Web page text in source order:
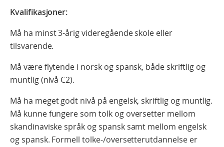
Kvalifikasjoner:
Må ha minst 3-årig videregående skole eller
tilsvarende.
Må være flytende i norsk og spansk, både skriftlig og
muntlig (nivå C2).
Må ha meget godt nivå på engelsk, skriftlig og muntlig.
Må kunne fungere som tolk og oversetter mellom
skandinaviske språk og spansk samt mellom engelsk
og spansk. Formell tolke-/oversetterutdannelse er